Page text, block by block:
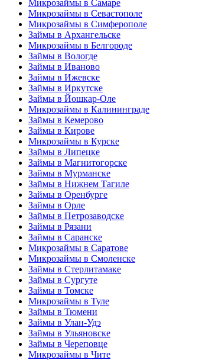
Микрозаймы в Самаре
Микрозаймы в Севастополе
Микрозаймы в Симферополе
Займы в Архангельске
Микрозаймы в Белгороде
Займы в Вологде
Займы в Иваново
Займы в Ижевске
Займы в Иркутске
Займы в Йошкар-Оле
Микрозаймы в Калининграде
Займы в Кемерово
Займы в Кирове
Микрозаймы в Курске
Займы в Липецке
Займы в Магнитогорске
Займы в Мурманске
Займы в Нижнем Тагиле
Займы в Оренбурге
Займы в Орле
Займы в Петрозаводске
Займы в Рязани
Займы в Саранске
Микрозаймы в Саратове
Микрозаймы в Смоленске
Займы в Стерлитамаке
Займы в Сургуте
Займы в Томске
Микрозаймы в Туле
Займы в Тюмени
Займы в Улан-Удэ
Займы в Ульяновске
Займы в Череповце
Микрозаймы в Чите